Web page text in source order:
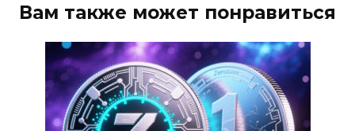
Вам также может понравиться